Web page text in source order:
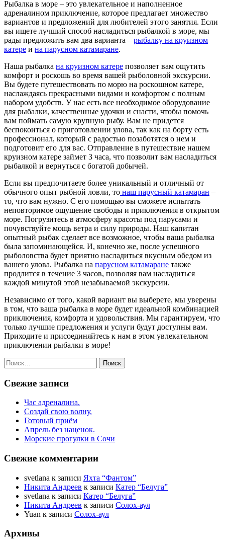
Рыбалка в море – это увлекательное и наполненное
адреналином приключение, которое предлагает множество
вариантов и предложений для любителей этого занятия. Если
вы ищете лучший способ насладиться рыбалкой в море, мы
рады предложить вам два варианта – рыбалку на круизном
катере и на парусном катамаране.
Наша рыбалка на круизном катере позволяет вам ощутить
комфорт и роскошь во время вашей рыболовной экскурсии.
Вы будете путешествовать по морю на роскошном катере,
наслаждаясь прекрасными видами и комфортом с полным
набором удобств. У нас есть все необходимое оборудование
для рыбалки, качественные удочки и снасти, чтобы помочь
вам поймать самую крупную рыбу. Вам не придется
беспокоиться о приготовлении улова, так как на борту есть
профессионал, который с радостью позаботятся о нем и
подготовит его для вас. Отправление в путешествие нашем
круизном катере займет 3 часа, что позволит вам насладиться
рыбалкой и вернуться с богатой добычей.
Если вы предпочитаете более уникальный и отличный от
обычного опыт рыбной ловли, то наш парусный катамаран –
то, что вам нужно. С его помощью вы сможете испытать
неповторимое ощущение свободы и приключения в открытом
море. Погрузитесь в атмосферу красоты под парусами и
почувствуйте мощь ветра и силу природы. Наш капитан
опытный рыбак сделает все возможное, чтобы ваша рыбалка
была запоминающейся. И, конечно же, после успешного
рыболовства будет приятно насладиться вкусным обедом из
вашего улова. Рыбалка на парусном катамаране также
продлится в течение 3 часов, позволяя вам насладиться
каждой минутой этой незабываемой экскурсии.
Независимо от того, какой вариант вы выберете, мы уверены
в том, что ваша рыбалка в море будет идеальной комбинацией
приключения, комфорта и удовольствия. Мы гарантируем, что
только лучшие предложения и услуги будут доступны вам.
Приходите и присоединяйтесь к нам в этом увлекательном
приключении рыбалки в море!
Найти:
Свежие записи
Час адреналина.
Создай свою волну.
Готовый приём
Апрель без наценок.
Морские прогулки в Сочи
Свежие комментарии
svetlana к записи Яхта “Фантом”
Никита Андреев к записи Катер “Белуга”
svetlana к записи Катер “Белуга”
Никита Андреев к записи Солох-аул
Yuan к записи Солох-аул
Архивы